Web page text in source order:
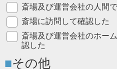
斎場及び運営会社の人間
斎場に訪問して確認した
斎場及び運営会社のホー
認した
その他